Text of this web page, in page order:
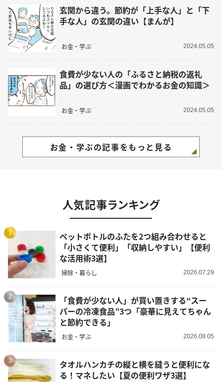
玄関から違う。節約が「上手な人」と「下
手な人」の玄関の違い【まんが】
お金・学ぶ 2024.05.05
食費が少ない人の「ふるさと納税の返礼
品」の選び方＜漫画でわかるお金の知識＞
お金・学ぶ 2024.05.05
お金・学ぶの記事をもっと見る
人気記事ランキング
1
ペットボトルのふたを2つ組み合わせると
「小さくて便利」「収納しやすい」【便利
な活用術3選】
掃除・暮らし 2026.07.29
2
「食費が少ない人」が買い置きする“スー
パーの冷凍食品”3つ「豪華に見えてちゃん
と節約できる」
お金・学ぶ 2026.08.05
3
タオルハンカチの縦と横を縫うと便利にな
る！マネしたい【夏の便利ワザ3選】